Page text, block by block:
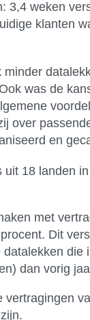
weken
klanten
was de
over
en
18 landen
met
Dit
dan vorig